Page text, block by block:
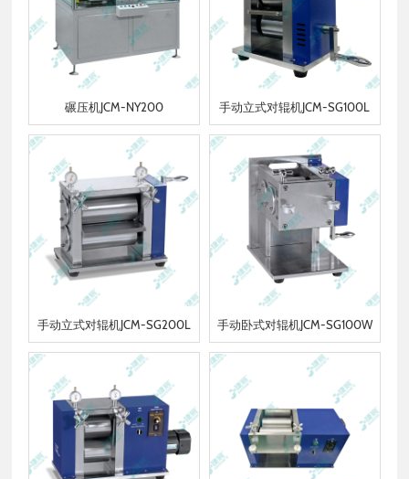
碾压机JCM-NY200 手动立式对辊机JCM-SG100L
手动立式对辊机JCM-SG200L 手动卧式对辊机JCM-SG100W